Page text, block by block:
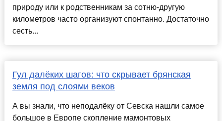
природу или к родственникам за сотню-другую
километров часто организуют спонтанно. Достаточно
сесть...
Гул далёких шагов: что скрывает брянская
земля под слоями веков
А вы знали, что неподалёку от Севска нашли самое
большое в Европе скопление мамонтовых